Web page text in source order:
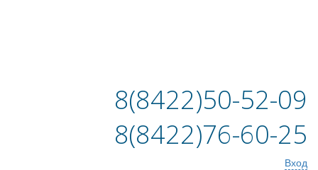
8(8422)50-52-09
8(8422)76-60-25
Вход